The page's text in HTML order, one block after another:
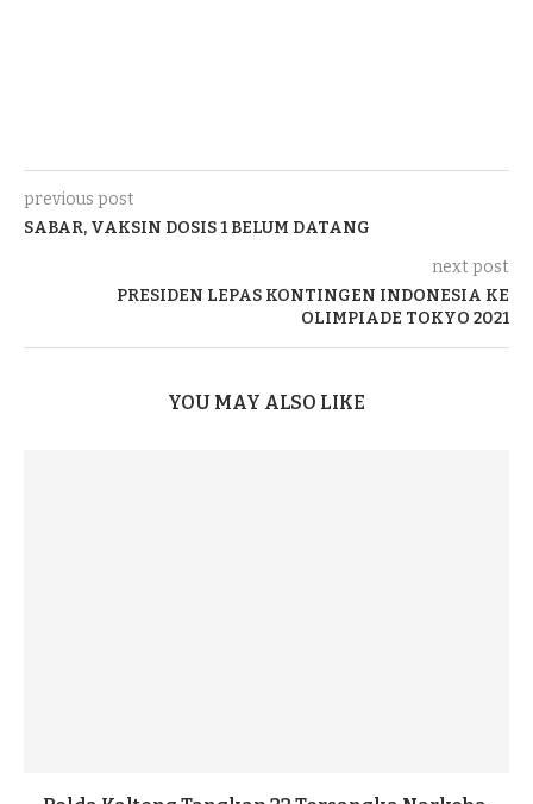
previous post
SABAR, VAKSIN DOSIS 1 BELUM DATANG
next post
PRESIDEN LEPAS KONTINGEN INDONESIA KE
OLIMPIADE TOKYO 2021
YOU MAY ALSO LIKE